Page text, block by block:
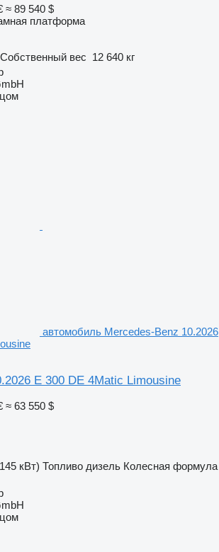
≈ 89 540 $
платформа
Собственный вес 12 640 кг
автомобиль Mercedes-Benz 10.2026
E 300 DE 4Matic Limousine
≈ 63 550 $
кВт) Топливо дизель Колесная формула